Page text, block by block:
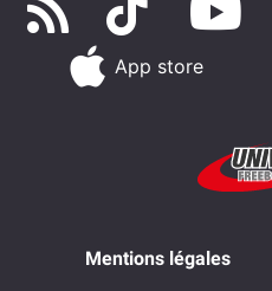
App store
Mentions légales